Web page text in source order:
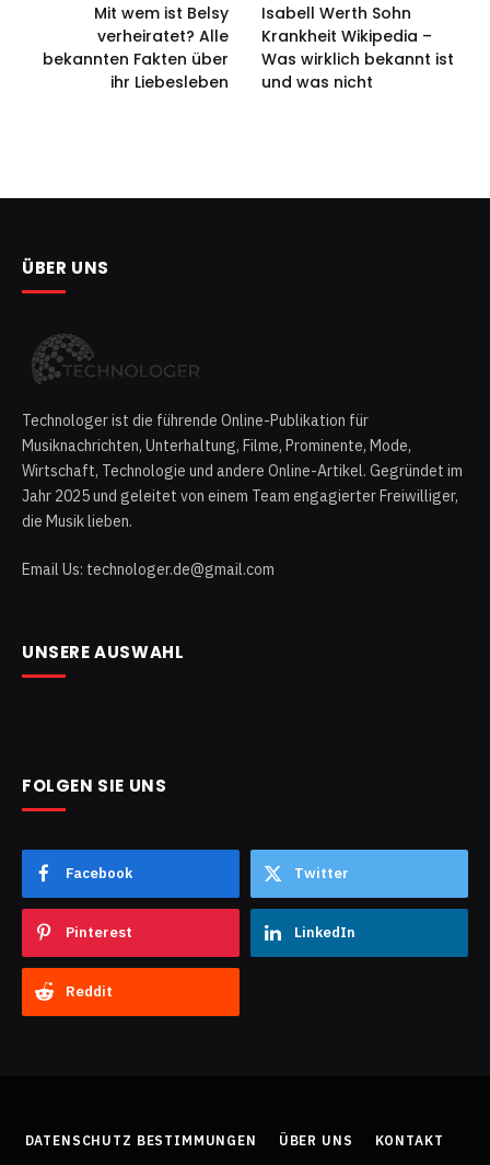
Mit wem ist Belsy
verheiratet? Alle
bekannten Fakten über
ihr Liebesleben
Isabell Werth Sohn
Krankheit Wikipedia –
Was wirklich bekannt ist
und was nicht
ÜBER UNS
Technologer ist die führende Online-Publikation für
Musiknachrichten, Unterhaltung, Filme, Prominente, Mode,
Wirtschaft, Technologie und andere Online-Artikel. Gegründet im
Jahr 2025 und geleitet von einem Team engagierter Freiwilliger,
die Musik lieben.
Email Us: technologer.de@gmail.com
UNSERE AUSWAHL
FOLGEN SIE UNS
Facebook Twitter
Pinterest LinkedIn
Reddit
DATENSCHUTZ BESTIMMUNGEN ÜBER UNS
KONTAKT